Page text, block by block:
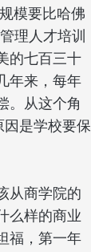
模要比哈佛
理人才培训
的七百三十
年来，每年
。从这个角
因是学校要保
从商学院的
么样的商业
福，第一年